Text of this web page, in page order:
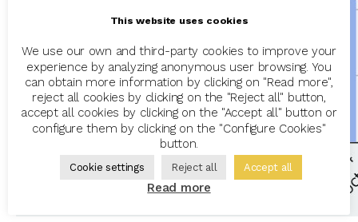
This website uses cookies
We use our own and third-party cookies to improve your
experience by analyzing anonymous user browsing. You
can obtain more information by clicking on "Read more",
reject all cookies by clicking on the "Reject all" button,
accept all cookies by clicking on the "Accept all" button or
configure them by clicking on the "Configure Cookies"
button.
Cookie settings Reject all Accept all
Read more